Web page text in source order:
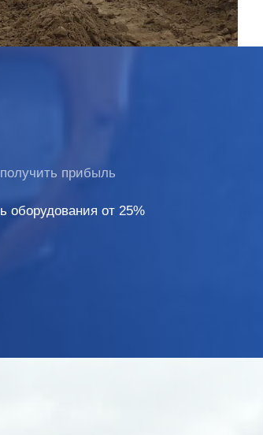
прибыль
оборудования от 25%